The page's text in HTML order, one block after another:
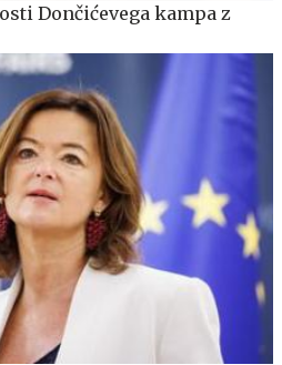
Dončićevega kampa z